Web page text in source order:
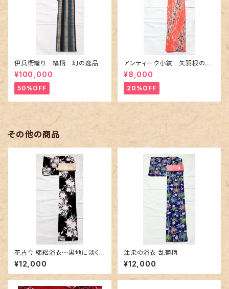
伊兵衛織り 縞柄 幻の逸品
¥100,000
50%OFF
アンティーク小紋 矢羽根の地
紋に短冊柄 裄６６cm
¥8,000
20%OFF
その他の商品
花古今 綿絽浴衣～黒地に淡く
美しく咲く百合～
¥12,000
注染の浴衣 乱菊柄
¥12,000